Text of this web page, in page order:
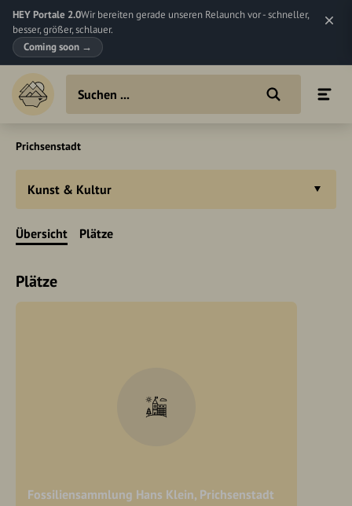
HEY Portale 2.0Wir bereiten gerade unseren Relaunch vor - schneller,
besser, größer, schlauer.
Coming soon →
Prichsenstadt
Kunst & Kultur
Übersicht Plätze
Plätze
Fossiliensammlung Hans Klein, Prichsenstadt